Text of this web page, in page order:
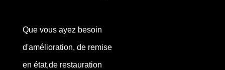
Que vous ayez besoin
d'amélioration, de remise
en état,de restauration